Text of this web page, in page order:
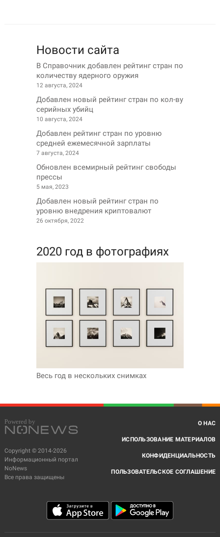
Новости сайта
В Справочник добавлен рейтинг стран по
количеству ядерного оружия
12 августа, 2024
Добавлен новый рейтинг стран по кол-ву
серийных убийц
10 августа, 2024
Добавлен рейтинг стран по уровню
средней ежемесячной зарплаты
7 августа, 2024
Обновлен всемирный рейтинг свободы
прессы
5 мая, 2023
Добавлен новый рейтинг стран по
уровню внедрения криптовалют
26 октября, 2022
2020 год в фотографиях
Весь год в нескольких снимках
Copyright © 2014-2026
Информационный портал
NoNews
Все права защищены
О НАС
ИСПОЛЬЗОВАНИЕ МАТЕРИАЛОВ
КОНФИДЕНЦИАЛЬНОСТЬ
ПОЛЬЗОВАТЕЛЬСКОЕ СОГЛАШЕНИЕ